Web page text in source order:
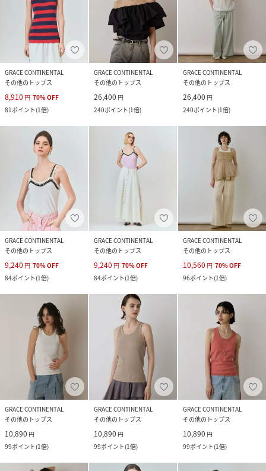
GRACE CONTINENTAL
その他のトップス
8,910 円 70%OFF
81ポイント(1倍)
GRACE CONTINENTAL
その他のトップス
26,400 円
240ポイント(1倍)
GRACE CONTINENTAL
その他のトップス
26,400 円
240ポイント(1倍)
GRACE CONTINENTAL
その他のトップス
9,240 円 70%OFF
84ポイント(1倍)
GRACE CONTINENTAL
その他のトップス
9,240 円 70%OFF
84ポイント(1倍)
GRACE CONTINENTAL
その他のトップス
10,560 円 70%OFF
96ポイント(1倍)
GRACE CONTINENTAL
その他のトップス
10,890 円
99ポイント(1倍)
GRACE CONTINENTAL
その他のトップス
10,890 円
99ポイント(1倍)
GRACE CONTINENTAL
その他のトップス
10,890 円
99ポイント(1倍)